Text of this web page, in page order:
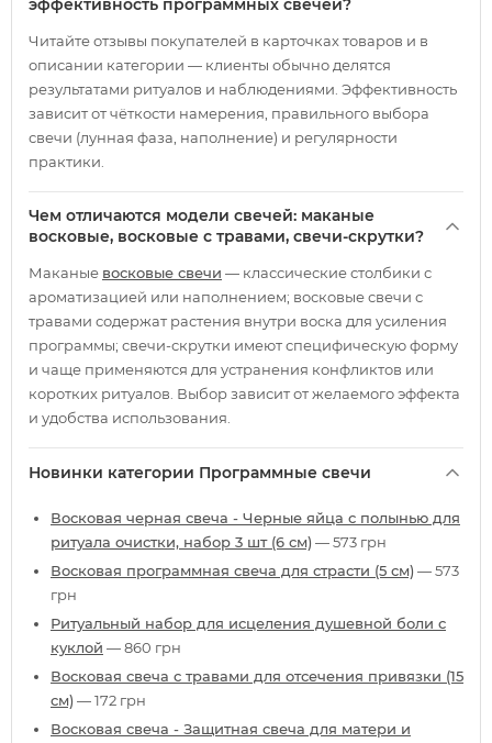
эффективность программных свечей?
Читайте отзывы покупателей в карточках товаров и в
описании категории — клиенты обычно делятся
результатами ритуалов и наблюдениями. Эффективность
зависит от чёткости намерения, правильного выбора
свечи (лунная фаза, наполнение) и регулярности
практики.
Чем отличаются модели свечей: маканые
восковые, восковые с травами, свечи-скрутки?
Маканые восковые свечи — классические столбики с
ароматизацией или наполнением; восковые свечи с
травами содержат растения внутри воска для усиления
программы; свечи-скрутки имеют специфическую форму
и чаще применяются для устранения конфликтов или
коротких ритуалов. Выбор зависит от желаемого эффекта
и удобства использования.
Новинки категории Программные свечи
Восковая черная свеча - Черные яйца с полынью для
ритуала очистки, набор 3 шт (6 см)— 573 грн
Восковая программная свеча для страсти (5 см)— 573
грн
Ритуальный набор для исцеления душевной боли с
куклой — 860 грн
Восковая свеча с травами для отсечения привязки (15
см)— 172 грн
Восковая свеча - Защитная свеча для матери и